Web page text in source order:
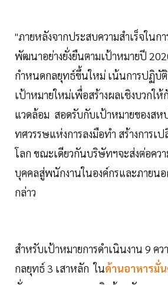
"ภายหลังจากประสบความสำเร็จในก
พัฒนาอย่างยั่งยืนตามเป้าหมายปี
กำหนดกลยุทธ์ขึ้นใหม่ เน้นการปฏิบัติ
เป้าหมายใหม่เพื่อสร้างผลเชิงบวกให้
แวดล้อม สอดรับกับเป้าหมายของสห
ทศวรรษแห่งการลงมือทำ สร้างการ
โลก ขณะเดียวกันบริษัทฯจะส่งต่อคว
บุคคลสู่พนักงานในองค์กรและภายน
กล่าว
สำหรับเป้าหมายการดำเนินงาน 9 คว
กลยุทธ์ 3 เสาหลัก ในด้านอาหารมั่น